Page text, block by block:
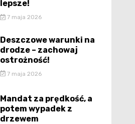
lepsze!
7 maja 2026
Deszczowe warunki na
drodze – zachowaj
ostrożność!
7 maja 2026
Mandat za prędkość, a
potem wypadek z
drzewem